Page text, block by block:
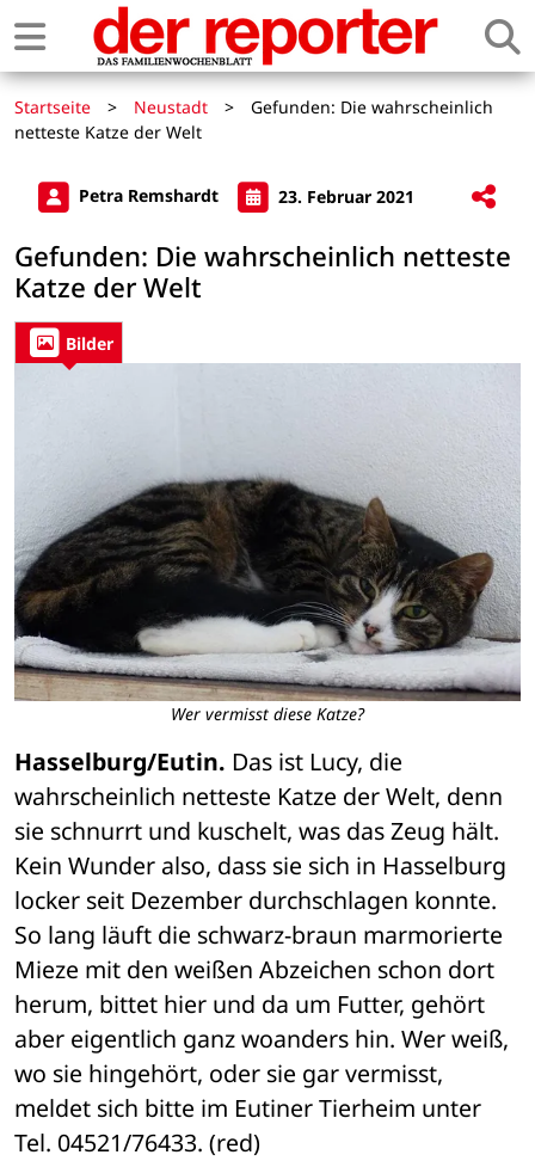
Startseite > Neustadt >
Gefunden: Die wahrscheinlich
netteste Katze der Welt
Petra Remshardt 23. Februar 2021
Gefunden: Die wahrscheinlich netteste
Katze der Welt
Bilder
Wer vermisst diese Katze?
Hasselburg/Eutin. Das ist Lucy, die
wahrscheinlich netteste Katze der Welt, denn
sie schnurrt und kuschelt, was das Zeug hält.
Kein Wunder also, dass sie sich in Hasselburg
locker seit Dezember durchschlagen konnte.
So lang läuft die schwarz-braun marmorierte
Mieze mit den weißen Abzeichen schon dort
herum, bittet hier und da um Futter, gehört
aber eigentlich ganz woanders hin. Wer weiß,
wo sie hingehört, oder sie gar vermisst,
meldet sich bitte im Eutiner Tierheim unter
Tel. 04521/76433. (red)